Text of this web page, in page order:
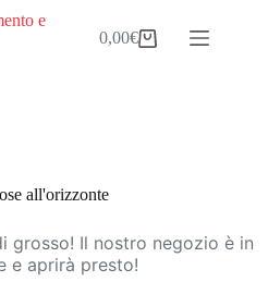
Carrello
0,00€
all'orizzonte
grosso! Il nostro negozio è in
e aprirà presto!